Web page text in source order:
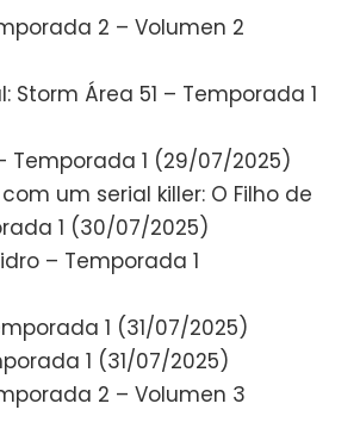
2 – Volumen 2
Storm Área 51 – Temporada 1
Temporada 1 (29/07/2025)
um serial killer: O Filho de
1 (30/07/2025)
– Temporada 1
1 (31/07/2025)
1 (31/07/2025)
2 – Volumen 3